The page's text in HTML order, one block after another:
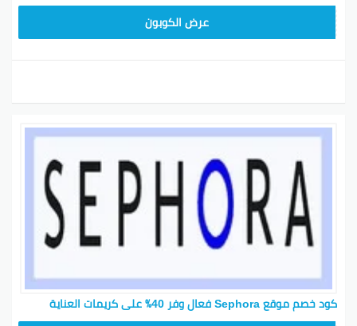
عرض الكوبون
كود خصم موقع Sephora فعال وفر 40٪ على كريمات العناية